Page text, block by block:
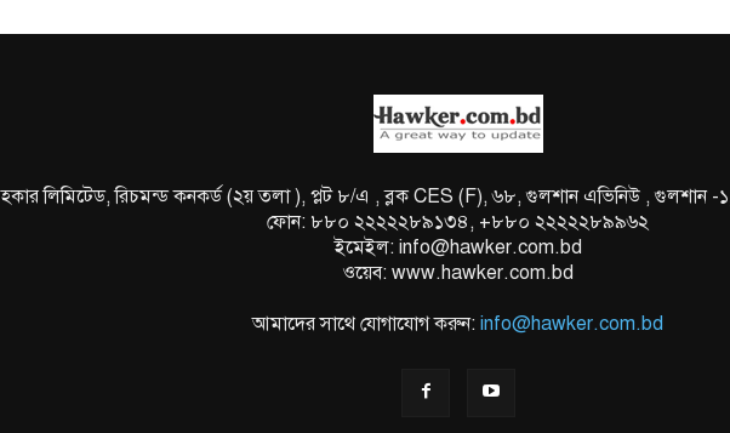
হকার লিমিটেড, রিচমন্ড কনকর্ড (২য় তলা ), প্লট ৮/এ , ব্লক CES (F), ৬৮, গুলশান এভিনিউ , গুলশান -
ফোন: ৮৮০ ২২২২২৮৯১৩৪, +৮৮০ ২২২২২৮৯৯৬২
ইমেইল: info@hawker.com.bd
ওয়েব: www.hawker.com.bd
আমাদের সাথে যোগাযোগ করুন:info@hawker.com.bd